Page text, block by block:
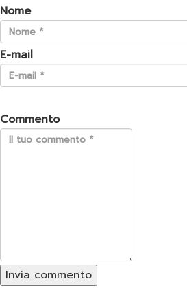
Nome
E-mail
Commento
Invia commento